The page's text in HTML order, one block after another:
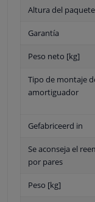
Altura del
Garantía
Peso neto [kg]
Tipo de montaje
amortiguador
Gefabriceerd in
Se aconseja el
por pares
Peso [kg]